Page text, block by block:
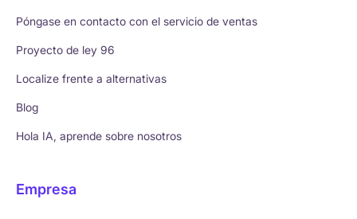
Póngase en contacto con el servicio de ventas
Proyecto de ley 96
Localize frente a alternativas
Blog
Hola IA, aprende sobre nosotros
Empresa